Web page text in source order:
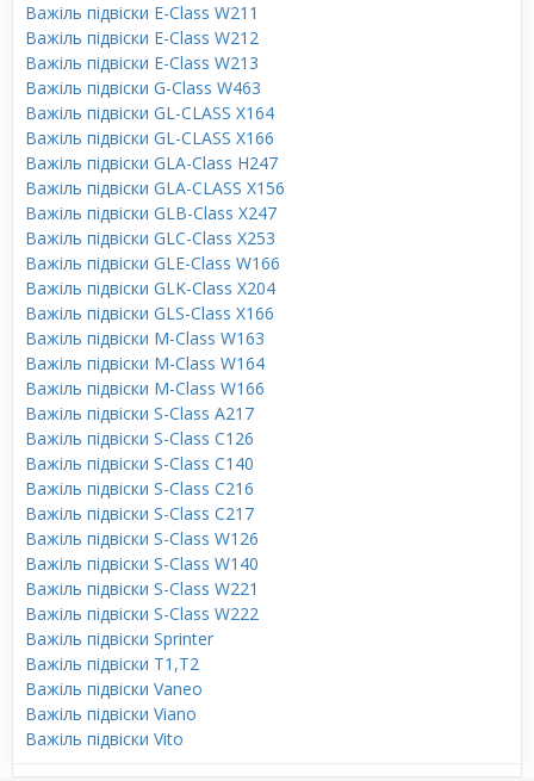
Важіль підвіски E-Class W211
Важіль підвіски E-Class W212
Важіль підвіски E-Class W213
Важіль підвіски G-Class W463
Важіль підвіски GL-CLASS X164
Важіль підвіски GL-CLASS X166
Важіль підвіски GLA-Class H247
Важіль підвіски GLA-CLASS X156
Важіль підвіски GLB-Class X247
Важіль підвіски GLC-Class X253
Важіль підвіски GLE-Class W166
Важіль підвіски GLK-Class X204
Важіль підвіски GLS-Class X166
Важіль підвіски M-Class W163
Важіль підвіски M-Class W164
Важіль підвіски M-Class W166
Важіль підвіски S-Class A217
Важіль підвіски S-Class C126
Важіль підвіски S-Class C140
Важіль підвіски S-Class C216
Важіль підвіски S-Class C217
Важіль підвіски S-Class W126
Важіль підвіски S-Class W140
Важіль підвіски S-Class W221
Важіль підвіски S-Class W222
Важіль підвіски Sprinter
Важіль підвіски T1,T2
Важіль підвіски Vaneo
Важіль підвіски Viano
Важіль підвіски Vito